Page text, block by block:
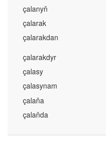
çalanyň
çalarak
çalarakdan
çalarakdyr
çalasy
çalasynam
çalaňa
çalaňda